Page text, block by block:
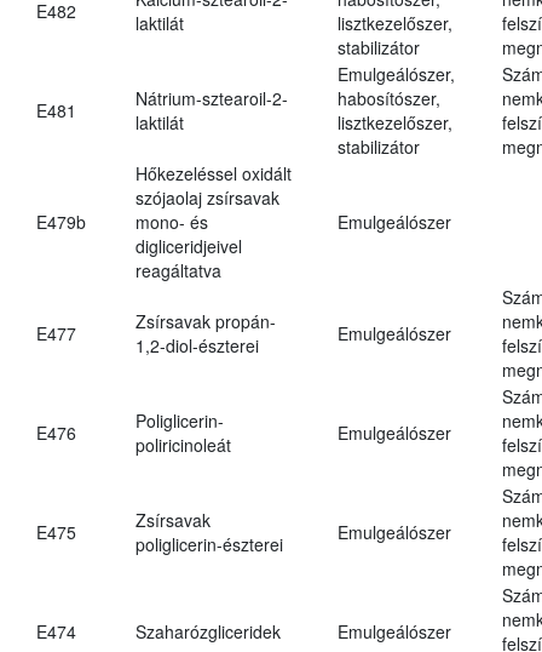
E482
laktilát
lisztkezelőszer,
stabilizátor
E481
Nátrium-sztearoil-2-
laktilát
Emulgeálószer,
habosítószer,
lisztkezelőszer,
stabilizátor
E479b
Hőkezeléssel oxidált
szójaolaj zsírsavak
mono- és
digliceridjeivel
reagáltatva
Emulgeálószer
E477
Zsírsavak propán-
1,2-diol-észterei
Emulgeálószer
E476
Poliglicerin-
poliricinoleát
Emulgeálószer
E475
Zsírsavak
poliglicerin-észterei
Emulgeálószer
E474 Szaharózgliceridek Emulgeálószer